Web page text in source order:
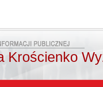
Krościenko